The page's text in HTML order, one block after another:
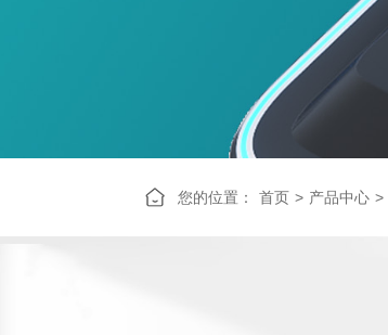
您的位置： 首页 > 产品中心 >